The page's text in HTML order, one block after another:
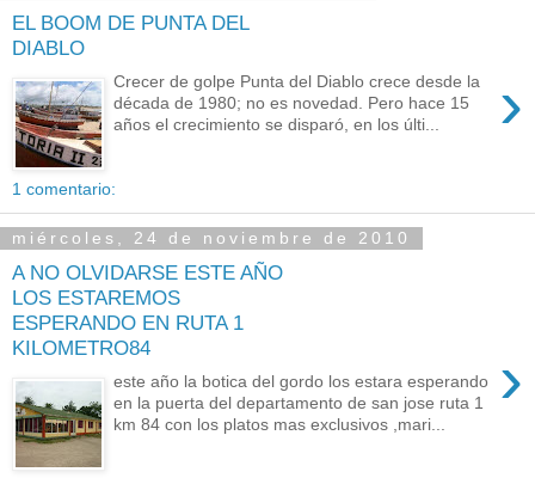
EL BOOM DE PUNTA DEL
DIABLO
›
Crecer de golpe Punta del Diablo crece desde la
década de 1980; no es novedad. Pero hace 15
años el crecimiento se disparó, en los últi...
1 comentario:
miércoles, 24 de noviembre de 2010
A NO OLVIDARSE ESTE AÑO
LOS ESTAREMOS
ESPERANDO EN RUTA 1
KILOMETRO84
›
este año la botica del gordo los estara esperando
en la puerta del departamento de san jose ruta 1
km 84 con los platos mas exclusivos ,mari...